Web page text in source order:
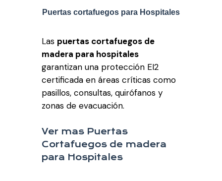
Puertas cortafuegos para Hospitales
Las puertas cortafuegos de
madera para hospitales
garantizan una protección EI2
certificada en áreas críticas como
pasillos, consultas, quirófanos y
zonas de evacuación.
Ver mas Puertas
Cortafuegos de madera
para Hospitales